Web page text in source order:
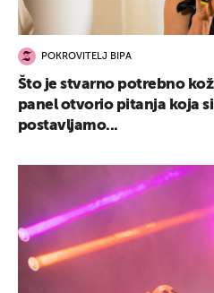
POKROVITELJ BIPA
Što je stvarno potrebno
panel otvorio pitanja koja si
postavljamo...